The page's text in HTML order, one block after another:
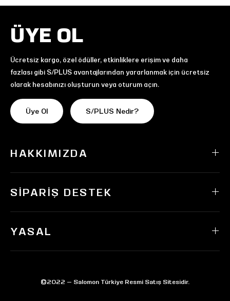
ÜYE OL
Ücretsiz kargo, özel ödüller, etkinliklere erişim ve daha
fazlası gibi S/PLUS avantajlarından yararlanmak için ücretsiz
olarak hesabınızı oluşturun veya oturum açın.
Üye Ol S/PLUS Nedir?
HAKKIMIZDA
SIPARIŞ DESTEK
YASAL
©2022 — Salomon Türkiye Resmi Satış Sitesidir.